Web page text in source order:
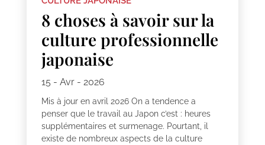
8 choses à savoir sur la
culture professionnelle
japonaise
15 - Avr - 2026
Mis à jour en avril 2026 On a tendence a
penser que le travail au Japon c’est : heures
supplémentaires et surmenage. Pourtant, il
existe de nombreux aspects de la culture